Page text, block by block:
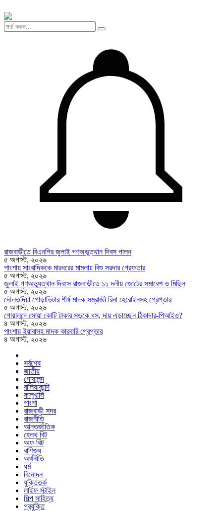
রাজবাড়ীতে বিএন‌পির জুলাই গণঅভূত্থান দিবস পালন
৫ অগাস্ট, ২০২৬
পাংশায় সাংবাদিককে মারধরের মামলায় বিশু সরদার গ্রেফতার
৫ অগাস্ট, ২০২৬
জুলাই গণঅভ্যুত্থান দিবসে রাজবাড়ীতে ১১ দলীয় জো‌টের সমাবেশ ও মি‌ছিল
৫ অগাস্ট, ২০২৬
দৌলতদিয়া পোড়াভিটার শীর্ষ মাদক সম্রাজ্ঞী রিনা হেরোইনসহ গ্রেপ্তার
৫ অগাস্ট, ২০২৬
গোয়ালন্দে সোয়া কোটি টাকার সড়কে ধস, দায় এড়াচ্ছেন ঠিকাদার-পিআইও?
৪ অগাস্ট, ২০২৬
পাংশায় ইয়াবাসহ মাদক কারবারি গ্রেপ্তার
৪ অগাস্ট, ২০২৬
সর্বশেষ
জাতীয়
গোয়ালন্দ
বালিয়াকান্দি
কালুখালি
পাংশা
রাজবাড়ী সদর
রাজনীতি
আন্তর্জাতিক
হেলথ বিট
অফ বিট
বাণিজ্য
অর্থনীতি
ধর্ম
বিনোদন
যুক্তিতর্ক
লাইফ স্টাইল
শিল্প সাহিত্য
প্রযুক্তি